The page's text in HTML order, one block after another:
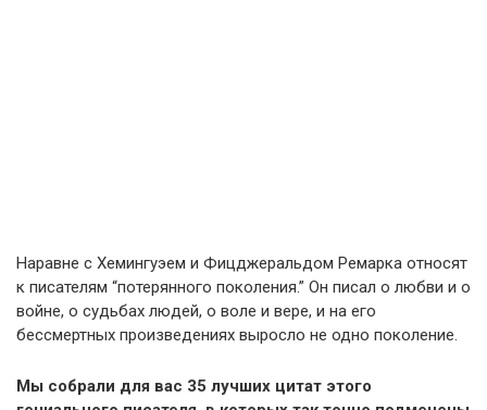
Наравне с Хемингуэем и Фицджеральдом Ремарка относят
к писателям “потерянного поколения.” Он писал о любви и о
войне, о судьбах людей, о воле и вере, и на его
бессмертных произведениях выросло не одно поколение.
Мы собрали для вас 35 лучших цитат этого